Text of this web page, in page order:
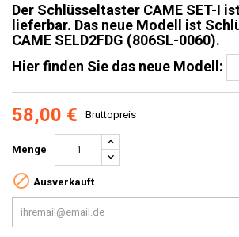
Der Schlüsseltaster CAME SET-I
lieferbar. Das neue Modell ist
CAME SELD2FDG (806SL-0060).
Hier finden Sie das neue Modell:
58,00 € Bruttopreis
Menge
 Ausverkauft